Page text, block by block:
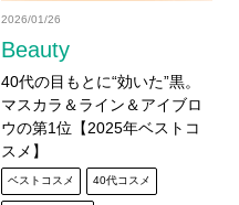
Beauty
2026/01/26
40代の目もとに“効いた”黒。
マスカラ＆ライン＆アイブロ
ウの第1位【2025年ベストコ
スメ】
ベストコスメ 40代コスメ